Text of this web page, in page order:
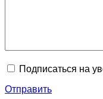
Подписаться на
Отправить